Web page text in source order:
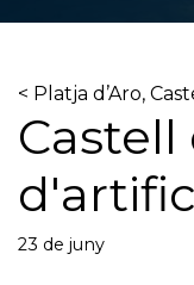
< Platja d’Aro,
Castell
23 de juny